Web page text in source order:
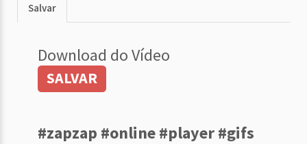
Salvar
Download do Vídeo
SALVAR
#zapzap #online #player #gifs